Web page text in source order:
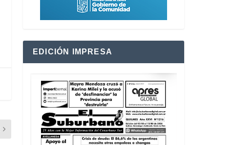
EDICIÓN IMPRESA